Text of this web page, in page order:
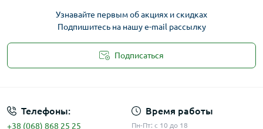
Узнавайте первым об акциях и скидках
Подпишитесь на нашу e-mail рассылку
Подписаться
Телефоны:
+38 (068) 868 25 25
Время работы
Пн-Пт: с 10 до 18